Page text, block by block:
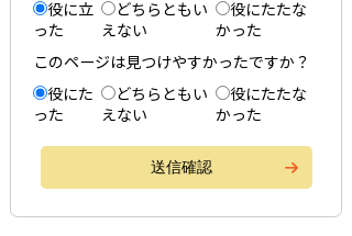
役に立
った
どちらともい
えない
役にたたな
かった
このページは見つけやすかったですか？
役にた
った
どちらともい
えない
役にたたな
かった